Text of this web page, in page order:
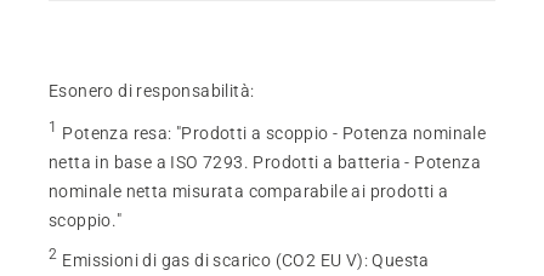
Esonero di responsabilità:
1 Potenza resa: "Prodotti a scoppio - Potenza nominale
netta in base a ISO 7293. Prodotti a batteria - Potenza
nominale netta misurata comparabile ai prodotti a
scoppio."
2 Emissioni di gas di scarico (CO2 EU V):Questa